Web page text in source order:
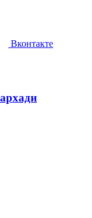
Вконтакте